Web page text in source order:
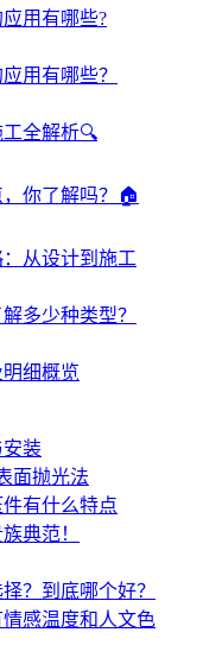
用有哪些?
用有哪些？
全解析🔍
你了解吗？🏠
从设计到施工
多少种类型？
细概览
装
面抛光法
有什么特点
典范！
？到底哪个好？
感温度和人文色